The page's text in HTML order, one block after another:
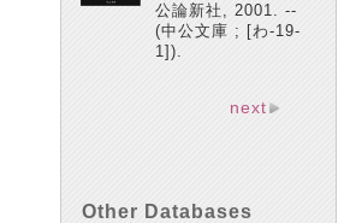
公論新社, 2001. --
(中公文庫 ; [わ-19-
1]).
next
Other Databases